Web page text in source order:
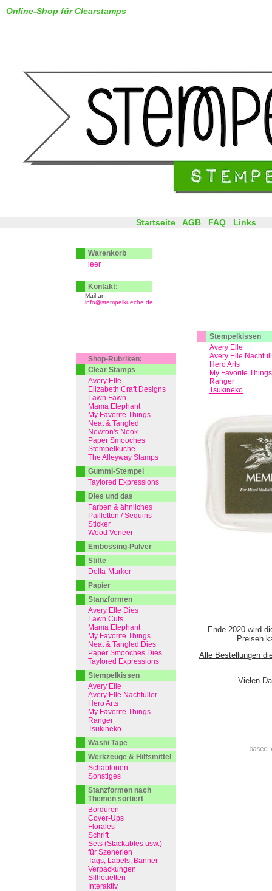
Online-Shop für Clearstamps
Stempelkissen
Avery Elle
Avery Elle
Hero Arts
My Favorite Things
Ranger
Tsukineko
Ende 2020 wird
Preisen
Alle Bestellungen
Vielen
Startseite AGB FAQ Links
Warenkorb
leer
Kontakt:
Mail an:
info@stempelkueche.de
Shop-Rubriken:
Clear Stamps
Avery Elle
Elizabeth Craft Designs
Lawn Fawn
Mama Elephant
My Favorite Things
Neat & Tangled
Newton's Nook
Paper Smooches
Stempelküche
The Alleyway Stamps
Gummi-Stempel
Taylored Expressions
Dies und das
Farben & ähnliches
Pailletten / Sequins
Sticker
Wood Veneer
Embossing-Pulver
Stifte
Delta-Marker
Papier
Stanzformen
Avery Elle Dies
Lawn Cuts
Mama Elephant
My Favorite Things
Neat & Tangled Dies
Paper Smooches Dies
Taylored Expressions
Stempelkissen
Avery Elle
Avery Elle Nachfüller
Hero Arts
My Favorite Things
Ranger
Tsukineko
Washi Tape
Werkzeuge & Hilfsmittel
Schablonen
Sonstiges
Stanzformen nach
Themen sortiert
Bordüren
Cover-Ups
Florales
Schrift
Sets (Stackables usw.)
für Szenerien
Tags, Labels, Banner
Verpackungen
Silhouetten
Interaktiv